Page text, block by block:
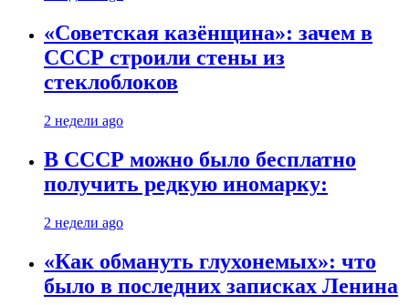
«Советская казёнщина»: зачем в
СССР строили стены из
стеклоблоков
2 недели ago
В СССР можно было бесплатно
получить редкую иномарку:
2 недели ago
«Как обмануть глухонемых»: что
было в последних записках Ленина